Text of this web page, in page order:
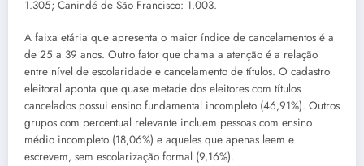
1.305; Canindé de São Francisco: 1.003.
A faixa etária que apresenta o maior índice de cancelamentos é a
de 25 a 39 anos. Outro fator que chama a atenção é a relação
entre nível de escolaridade e cancelamento de títulos. O cadastro
eleitoral aponta que quase metade dos eleitores com títulos
cancelados possui ensino fundamental incompleto (46,91%). Outros
grupos com percentual relevante incluem pessoas com ensino
médio incompleto (18,06%) e aqueles que apenas leem e
escrevem, sem escolarização formal (9,16%).